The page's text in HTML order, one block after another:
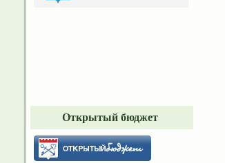
Открытый бюджет